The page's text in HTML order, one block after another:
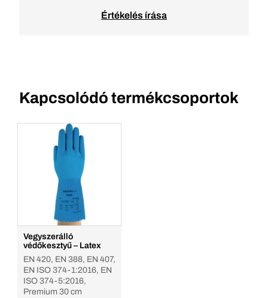
Értékelés írása
Kapcsolódó termékcsoportok
Vegyszerálló
védőkesztyű – Latex
EN 420, EN 388, EN 407,
EN ISO 374-1:2016, EN
ISO 374-5:2016,
Premium 30 cm